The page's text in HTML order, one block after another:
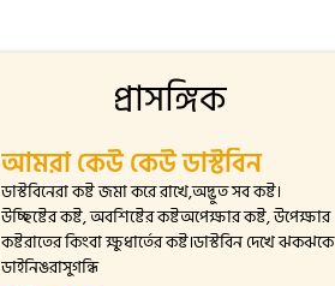
প্রাসঙ্গিক
আমরা কেউ কেউ ডাস্টবিন
ডাস্টবিনেরা কষ্ট জমা করে রাখে,অদ্ভুত সব কষ্ট।
উচ্ছিষ্টের কষ্ট, অবশিষ্টের কষ্টঅপেক্ষার কষ্ট, উপেক্ষার
কষ্টরাতের কিংবা ক্ষুধার্তের কষ্ট।ডাস্টবিন দেখে ঝকঝকে
ডাইনিঙরাসুগন্ধি